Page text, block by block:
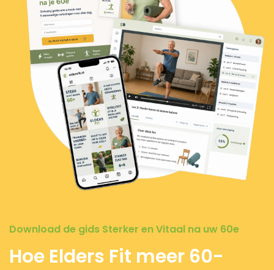
Download de gids Sterker en Vitaal na uw 60e
Hoe Elders Fit meer 60-